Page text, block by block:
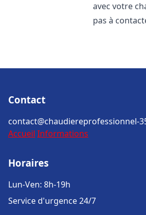
avec votre
pas à
Contact
contact@chaudiereprofessionnel-
Accueil Informations
Horaires
Lun-Ven: 8h-19h
Service d'urgence 24/7